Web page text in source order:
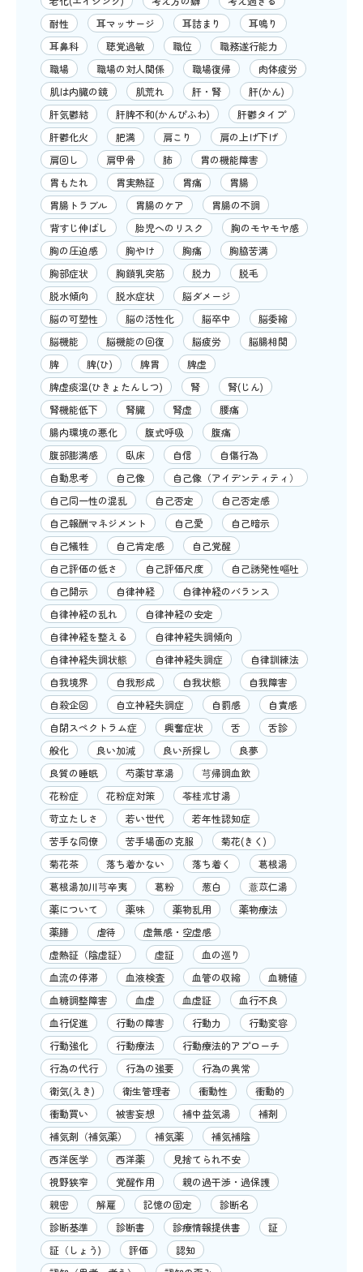
耐性
耳マッサージ 耳詰まり
耳鳴り
耳鼻科
聴覚過敏 職位
職務遂行能力
職場
職場の対人関係 職場復帰
肉体疲労
肌は内臓の鏡
肌荒れ 肝・腎
肝(かん)
肝気鬱結
肝脾不和(かんぴふわ)
肝鬱タイプ
肝鬱化火
肥満 肩こり
肩の上げ下げ
肩回し
肩甲骨 肺
胃の機能障害
胃もたれ
胃実熱証 胃痛
胃腸
胃腸トラブル
胃腸のケア
胃腸の不調
背すじ伸ばし
胎児へのリスク
胸のモヤモヤ感
胸の圧迫感
胸やけ 胸痛
胸脇苦満
胸部症状
胸鎖乳突筋 脱力
脱毛
脱水傾向
脱水症状
脳ダメージ
脳の可塑性
脳の活性化 脳卒中
脳委縮
脳機能
脳機能の回復 脳疲労
脳腸相関
脾
脾(ひ) 脾胃
脾虚
脾虚痰湿(ひきょたんしつ)
腎
腎(じん)
腎機能低下
腎臓 腎虚
腰痛
腸内環境の悪化
腹式呼吸
腹痛
腹部膨満感
臥床 自信
自傷行為
自動思考
自己像
自己像（アイデンティティ）
自己同一性の混乱
自己否定
自己否定感
自己報酬マネジメント
自己愛
自己暗示
自己犠牲
自己肯定感
自己覚醒
自己評価の低さ
自己評価尺度
自己誘発性嘔吐
自己開示
自律神経
自律神経のバランス
自律神経の乱れ
自律神経の安定
自律神経を整える
自律神経失調傾向
自律神経失調状態
自律神経失調症
自律訓練法
自我境界
自我形成 自我状態
自我障害
自殺企図
自立神経失調症 自罰感
自責感
自閉スペクトラム症
興奮症状 舌
舌診
般化
良い加減 良い所探し
良夢
良質の睡眠
芍薬甘草湯
芎帰調血飲
花粉症
花粉症対策
苓桂朮甘湯
苛立たしさ
若い世代
若年性認知症
苦手な同僚
苦手場面の克服
菊花(きく)
菊花茶
落ち着かない 落ち着く
葛根湯
葛根湯加川芎辛夷
葛粉 葱白
薏苡仁湯
薬について
薬味 薬物乱用
薬物療法
薬膳
虐待
虚無感・空虚感
虚熱証（陰虚証）
虚証
血の巡り
血流の停滞
血液検査 血管の収縮
血糖値
血糖調整障害
血虚 血虚証
血行不良
血行促進
行動の障害 行動力
行動変容
行動強化
行動療法
行動療法的アプローチ
行為の代行
行為の強要
行為の異常
衛気(えき)
衛生管理者 衝動性
衝動的
衝動買い
被害妄想 補中益気湯
補剤
補気剤（補気薬）
補気薬
補気補陰
西洋医学
西洋薬
見捨てられ不安
視野狭窄
覚醒作用
親の過干渉・過保護
親密
解雇 記憶の固定
診断名
診断基準
診断書 診療情報提供書
証
証（しょう)
評価
認知